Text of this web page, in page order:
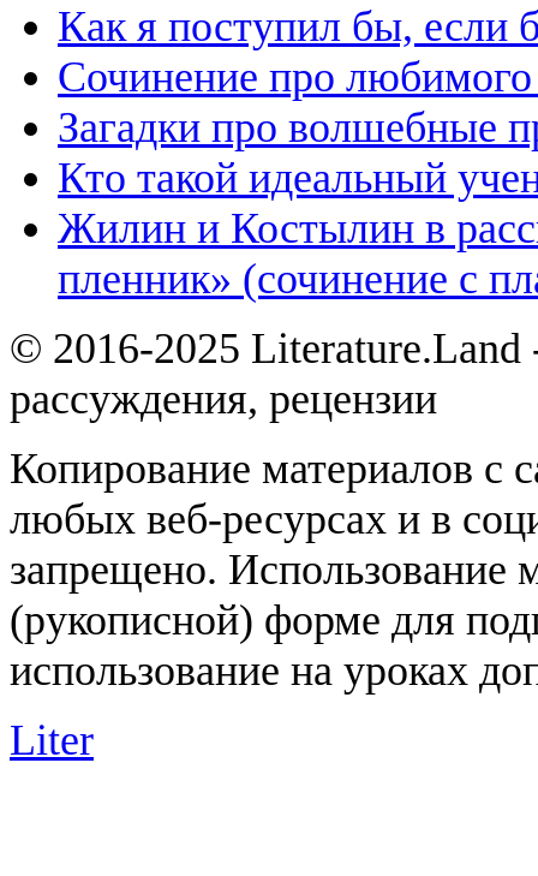
Как я поступил бы,
Сочинение про
Загадки про волшебные
Кто такой идеальный
Жилин и Костылин в
пленник» (сочинение с
© 2016-2025 Literature.Land
рассуждения, рецензии
Копирование материалов с
любых веб-ресурсах и в
запрещено. Использование
(рукописной) форме для
использование на уроках
Liter